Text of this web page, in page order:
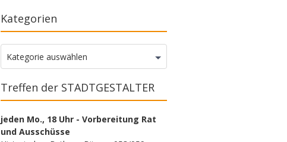
Kategorien
Kategorien
Kategorie auswählen
Treffen der STADTGESTALTER
jeden Mo., 18 Uhr - Vorbereitung Rat
und Ausschüsse